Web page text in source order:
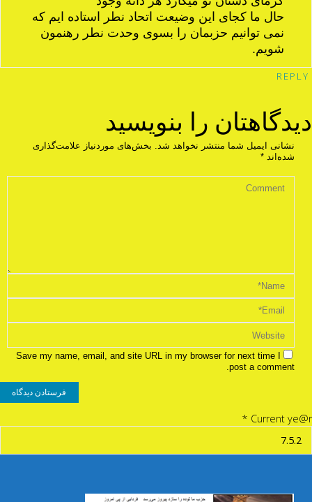
حال ما کجای این وضیعت اتحاد نطر استاده ایم که
نمی توانیم حزبمان را بسوی وحدت نطر رهنمون
شویم.
REPLY
دیدگاهتان را بنویسید
نشانی ایمیل شما منتشر نخواهد شد.
بخش‌های موردنیاز علامت‌گذاری
شده‌اند *
Save my name, email, and site URL in my browser for next time I
post a comment.
Current ye@r
*